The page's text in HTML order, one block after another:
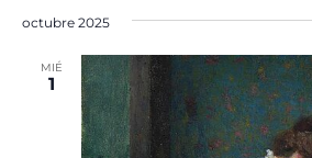
octubre 2025
MIÉ
1